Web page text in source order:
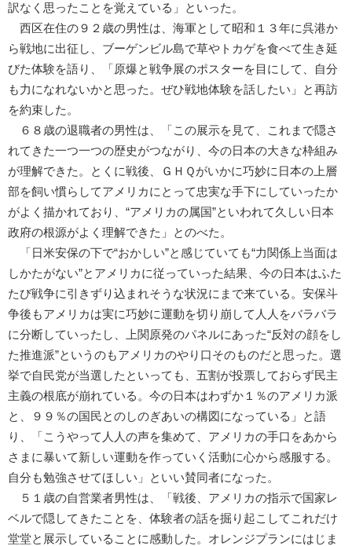
訳なく思ったことを覚えている」といった。
西区在住の９２歳の男性は、海軍として昭和１３年に呉港か
ら戦地に出征し、ブーゲンビル島で草やトカゲを食べて生き延
びた体験を語り、「原爆と戦争展のポスターを目にして、自分
も力になれないかと思った。ぜひ戦地体験を話したい」と再訪
を約束した。
６８歳の退職者の男性は、「この展示を見て、これまで隠さ
れてきた一つ一つの歴史がつながり、今の日本の大きな枠組み
が理解できた。とくに戦後、ＧＨＱがいかに巧妙に日本の上層
部を飼い慣らしてアメリカにとって忠実な手下にしていったか
がよく描かれており、“アメリカの属国”といわれて久しい日本
政府の根源がよく理解できた」とのべた。
「日米安保の下で“おかしい”と感じていても“力関係上当面は
しかたがない”とアメリカに従っていった結果、今の日本はふた
たび戦争に引きずり込まれそうな状況にまで来ている。安保斗
争後もアメリカは実に巧妙に運動を切り崩して人人をバラバラ
に分断していったし、上関原発のパネルにあった“反対の顔をし
た推進派”というのもアメリカのやり口そのものだと思った。選
挙で自民党が当選したといっても、五割が投票しておらず民主
主義の根底が崩れている。今の日本はわずか１％のアメリカ派
と、９９％の国民とのしのぎあいの構図になっている」と語
り、「こうやって人人の声を集めて、アメリカの手口をあから
さまに暴いて新しい運動を作っていく活動に心から感服する。
自分も勉強させてほしい」といい賛同者になった。
５１歳の自営業者男性は、「戦後、アメリカの指示で国家レ
ベルで隠してきたことを、体験者の話を掘り起こしてこれだけ
堂堂と展示していることに感動した。オレンジプランにはじま